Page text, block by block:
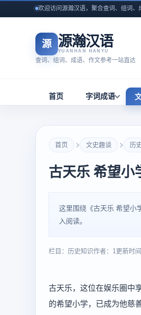
欢迎访问源瀚汉语，聚合查词、组词、
源 源瀚汉语
YUANHAN HANYU
查词、组词、成语、作文参考一站直达
首页 字词成语
首页 文史趣谈 历
古天乐 希望小
这里围绕《古天乐 希望小
入阅读。
栏目：历史知识作者：1更新时
古天乐，这位在娱乐圈中
的希望小学，已成为他慈